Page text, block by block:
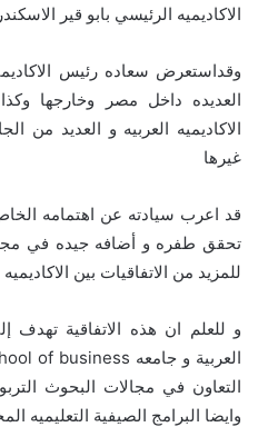
الاكاديميه الرئيسي بابو قير
وقداستعرض سعاده رئيس
العديده داخل مصر وخارجها
الاكاديميه العربيه و العديد من
غيرها
قد اعرب سيادته عن اهتمامه
تحقق طفره و أضافه جيده في مجال
للمزيد من الاتفاقيات بين
و للعلم ان هذه الاتفاقية تهدف
العربية و جامعه of business
التعاون في مجالات البحوث
وايضا البرامج الصيفية التعليميه